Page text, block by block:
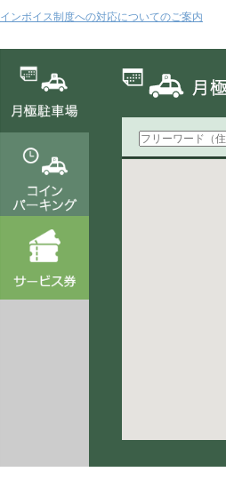
インボイス制度への対応についてのご案内